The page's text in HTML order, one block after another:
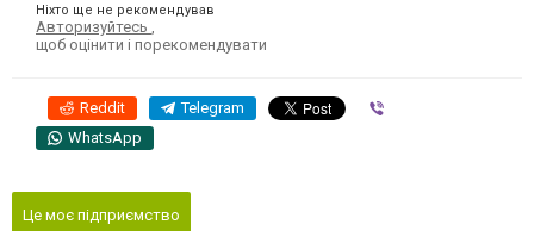
Ніхто ще не рекомендував
Авторизуйтесь
щоб оцінити і порекомендувати
Reddit Telegram
WhatsApp
Це моє підприємство